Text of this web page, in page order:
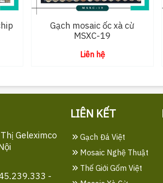
Gạch mosaic ốc xà cừ
MSXC-19
Liên hệ
Geleximco
-
LIÊN KẾT
Gạch Đá Việt
Mosaic Nghệ Thuật
Thế Giới Gốm Việt